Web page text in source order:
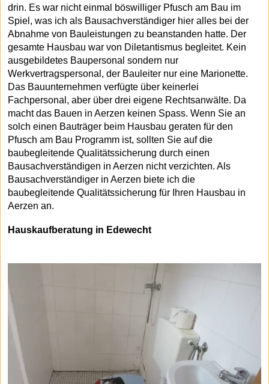
drin. Es war nicht einmal böswilliger Pfusch am Bau im
Spiel, was ich als Bausachverständiger hier alles bei der
Abnahme von Bauleistungen zu beanstanden hatte. Der
gesamte Hausbau war von Diletantismus begleitet. Kein
ausgebildetes Baupersonal sondern nur
Werkvertragspersonal, der Bauleiter nur eine Marionette.
Das Bauunternehmen verfügte über keinerlei
Fachpersonal, aber über drei eigene Rechtsanwälte. Da
macht das Bauen in Aerzen keinen Spass. Wenn Sie an
solch einen Bauträger beim Hausbau geraten für den
Pfusch am Bau Programm ist, sollten Sie auf die
baubegleitende Qualitätssicherung durch einen
Bausachverständigen in Aerzen nicht verzichten. Als
Bausachverständiger in Aerzen biete ich die
baubegleitende Qualitätssicherung für Ihren Hausbau in
Aerzen an.
Hauskaufberatung in Edewecht